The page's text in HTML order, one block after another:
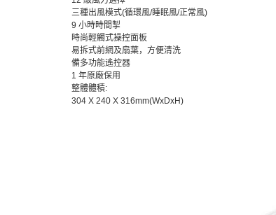
三種出風模式(循環風/睡眠風/正常風)
9 小時時間掣
時尚輕觸式操控面板
易拆式前網及扇葉，方便清洗
備多功能遙控器
1 年原廠保用
整體體積:
304 X 240 X 316mm(WxDxH)